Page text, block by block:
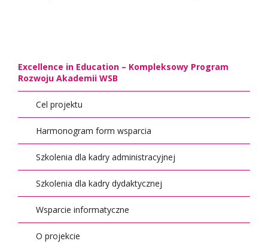
Excellence in Education – Kompleksowy Program
Rozwoju Akademii WSB
Cel projektu
Harmonogram form wsparcia
Szkolenia dla kadry administracyjnej
Szkolenia dla kadry dydaktycznej
Wsparcie informatyczne
O projekcie